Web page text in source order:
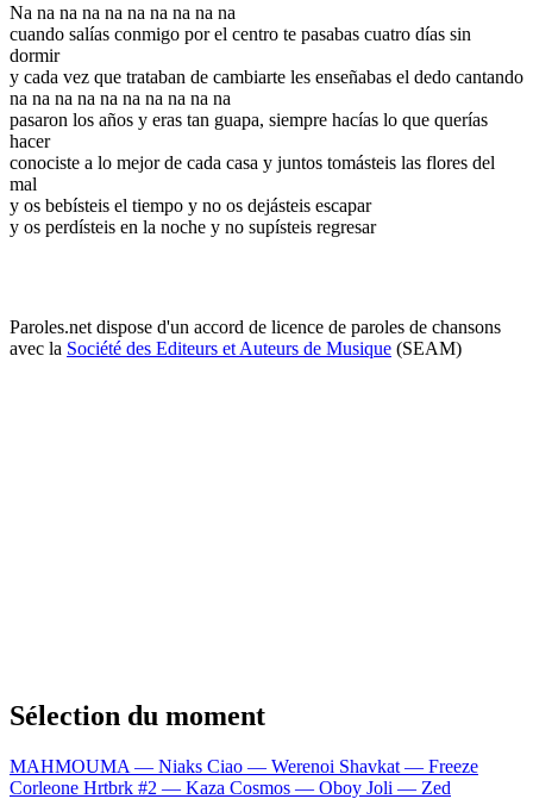
Na na na na na na na na na na
cuando salías conmigo por el centro te pasabas cuatro días sin
dormir
y cada vez que trataban de cambiarte les enseñabas el dedo cantando
na na na na na na na na na na
pasaron los años y eras tan guapa, siempre hacías lo que querías
hacer
conociste a lo mejor de cada casa y juntos tomásteis las flores del
mal
y os bebísteis el tiempo y no os dejásteis escapar
y os perdísteis en la noche y no supísteis regresar
Paroles.net dispose d'un accord de licence de paroles de chansons
avec la Société des Editeurs et Auteurs de Musique (SEAM)
Sélection du moment
MAHMOUMA — Niaks Ciao — Werenoi Shavkat — Freeze
Corleone Hrtbrk #2 — Kaza Cosmos — Oboy Joli — Zed